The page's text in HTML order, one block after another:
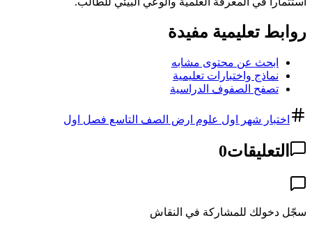
روابط تعليمية مفيدة
ابحث عن محتوى مشابه
نماذج واختبارات تعليمية
تصفح الصفوف الدراسية
اختبار شهر اول علوم ارض الصف التاسع فصل اول
التعليقات0
سجّل دخولك للمشاركة في النقاش